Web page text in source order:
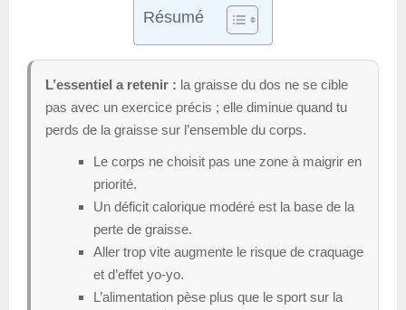
Résumé
L’essentiel a retenir : la graisse du dos ne se cible
pas avec un exercice précis ; elle diminue quand tu
perds de la graisse sur l’ensemble du corps.
Le corps ne choisit pas une zone à maigrir en
priorité.
Un déficit calorique modéré est la base de la
perte de graisse.
Aller trop vite augmente le risque de craquage
et d’effet yo-yo.
L’alimentation pèse plus que le sport sur la